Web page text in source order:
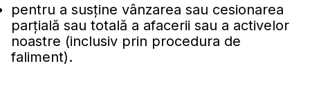
pentru a susţine vânzarea sau cesionarea
parţială sau totală a afacerii sau a activelor
noastre (inclusiv prin procedura de
faliment).